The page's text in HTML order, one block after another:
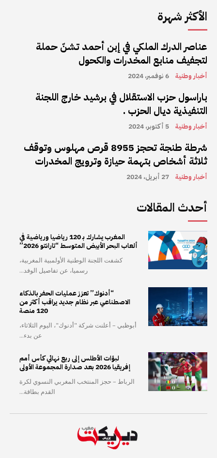
الأكثر شهرة
عناصر الدرك الملكي في إبن أحمد تشنّ حملة
لتجفيف منابع المخدرات والكحول
أخبار وطنية 6 نوفمبر، 2024
باراسول حزب الاستقلال في برشيد خارج اللجنة
التنفيذية ديال الحزب .
أخبار وطنية 5 أكتوبر، 2024
شرطة طنجة تحجز 8955 قرص مهلوس وتوقف
ثلاثة أشخاص بتهمة حيازة وترويج المخدرات
أخبار وطنية 27 أبريل، 2024
أحدث المقالات
المغرب يشارك بـ 120 رياضيا ورياضية في
ألعاب البحر الأبيض المتوسط “تارانتو 2026”
كشفت اللجنة الوطنية الأولمبية المغربية،
رسميا، عن تفاصيل الوفد...
“أدنوك” تعزز عمليات الحفر بالذكاء
الاصطناعي عبر نظام جديد يراقب أكثر من
120 منصة
أبوظبي – أعلنت شركة "أدنوك"، اليوم الثلاثاء،
عن بدء...
لبؤات الأطلس إلى ربع نهائي كأس أمم
إفريقيا 2026 بعد صدارة المجموعة الأولى
الرباط – حجز المنتخب المغربي النسوي لكرة
القدم بطاقة...